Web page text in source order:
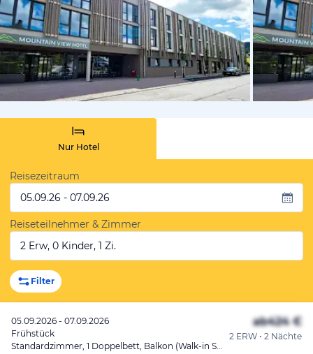
vom
Nur Hotel
Reisezeitraum
05.09.26 - 07.09.26
Reiseteilnehmer & Zimmer
2 Erw, 0 Kinder, 1 Zi.
Filter
05.09.2026 - 07.09.2026
Frühstück
Standardzimmer, 1 Doppelbett, Balkon (Walk-in Shower)
ab424 €
2 ERW • 2 Nächte